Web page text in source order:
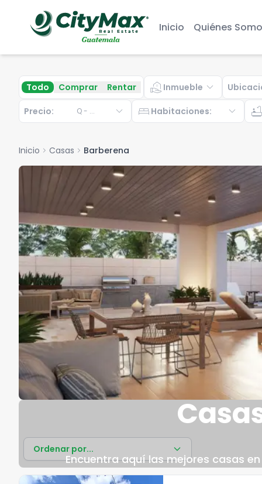
Inicio Quiénes
Todo Comprar Rentar real_estate_agent Inmueble expand_more
Precio: Q - ... expand_more bed Habitaciones: expand_more bathtub
Inicio chevron_right Casas chevron_right Barberena
Encuentra aquí las mejores casas
Ordenar por...